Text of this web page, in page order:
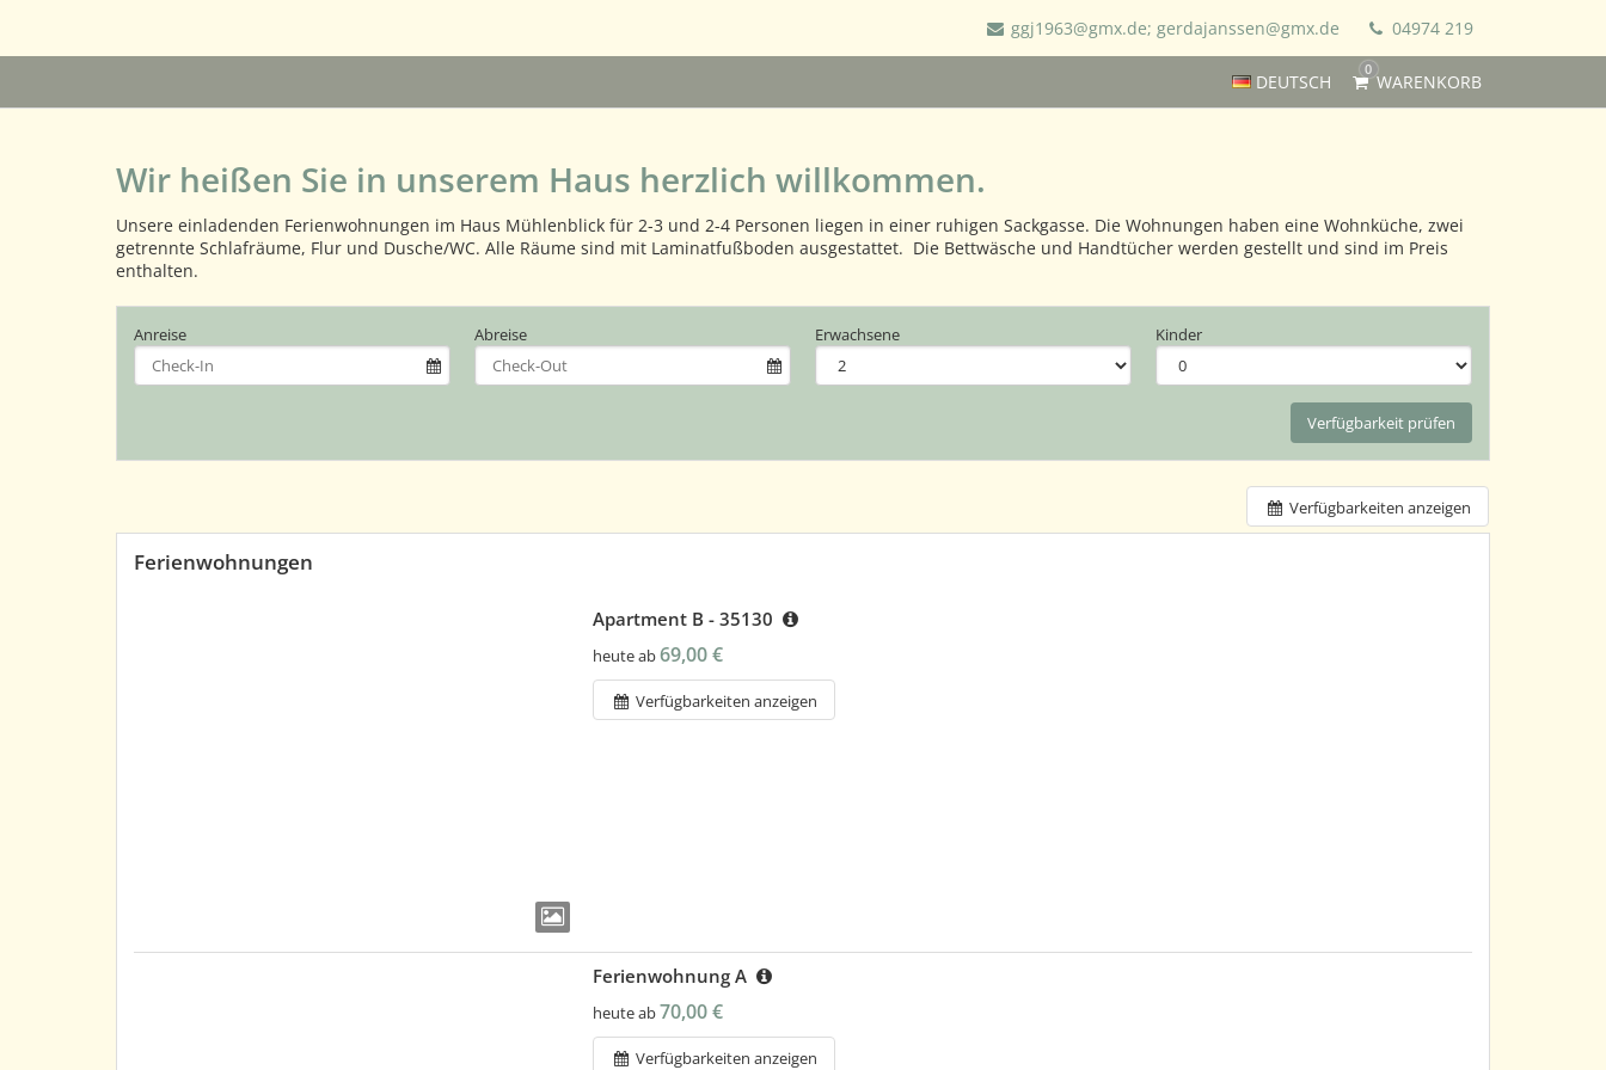
ggj1963@gmx.de; gerdajanssen@gmx.de 04974 219
DEUTSCH
0
WARENKORB
Wir heißen Sie in unserem Haus herzlich willkommen.
Unsere einladenden Ferienwohnungen im Haus Mühlenblick für 2-3 und 2-4 Personen liegen in einer ruhigen Sackgasse. Die Wohnungen haben eine Wohnküche, zwei
getrennte Schlafräume, Flur und Dusche/WC. Alle Räume sind mit Laminatfußboden ausgestattet. Die Bettwäsche und Handtücher werden gestellt und sind im Preis
enthalten.
Anreise Abreise Erwachsene Kinder
Verfügbarkeit prüfen
Verfügbarkeiten anzeigen
Ferienwohnungen
Apartment B - 35130
heute ab69,00 €
Verfügbarkeiten anzeigen
Ferienwohnung A
heute ab70,00 €
Verfügbarkeiten anzeigen